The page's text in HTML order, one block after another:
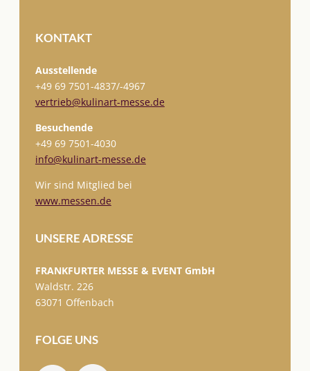
KONTAKT
Ausstellende
+49 69 7501-4837/-4967
vertrieb@kulinart-messe.de
Besuchende
+49 69 7501-4030
info@kulinart-messe.de
Wir sind Mitglied bei
www.messen.de
UNSERE ADRESSE
FRANKFURTER MESSE & EVENT GmbH
Waldstr. 226
63071 Offenbach
FOLGE UNS